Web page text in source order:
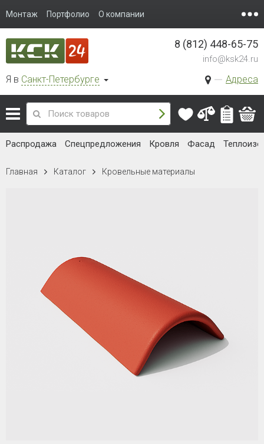
Монтаж Портфолио О компании
Я в Санкт-Петербурге Адреса
8 (812) 448-65-75
info@ksk24.ru
Распродажа Спецпредложения Кровля Фасад
Главная Каталог Кровельные материалы